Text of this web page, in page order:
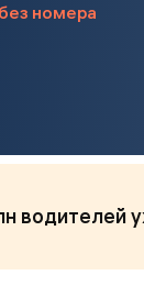
номера
водителей